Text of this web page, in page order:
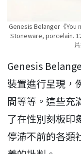
Genesis Belanger《
Stoneware, porcelain.
Genesis
裝置進行呈現，
間等等。這些充
了在性別刻板印
停滯不前的各類